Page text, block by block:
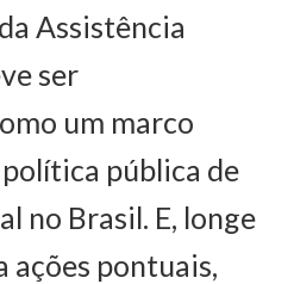
Assistência
ser
um marco
pública de
no Brasil. E, longe
ações pontuais,